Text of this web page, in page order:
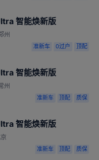
智能焕新版
州
准新车 0过户 顶配
智能焕新版
州
准新车 顶配 质保
智能焕新版
准新车 顶配 质保